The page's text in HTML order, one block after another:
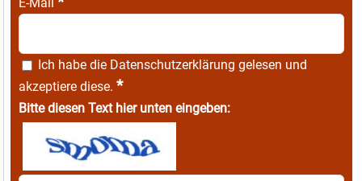
Ich habe die Datenschutzerklärung gelesen und
akzeptiere diese. *
Bitte diesen Text hier unten eingeben: